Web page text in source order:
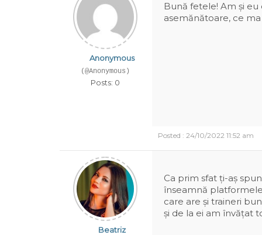
Anonymous
(@Anonymous)
Posts: 0
Bună fetele! Am și
asemănătoare, ce
Posted : 24/10/2022 11:52 am
Beatriz
Ca prim sfat ți-aș
înseamnă
care are și traineri
și de la ei am învățat